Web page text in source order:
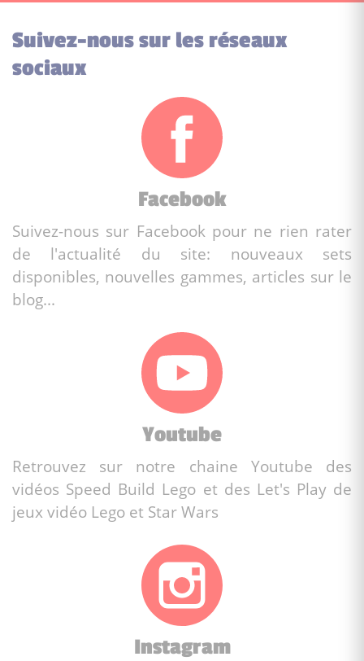
Suivez-nous sur les réseaux
sociaux
Facebook
Suivez-nous sur Facebook pour ne rien rater
de l'actualité du site: nouveaux sets
disponibles, nouvelles gammes, articles sur le
blog...
Youtube
Retrouvez sur notre chaine Youtube des
vidéos Speed Build Lego et des Let's Play de
jeux vidéo Lego et Star Wars
Instagram